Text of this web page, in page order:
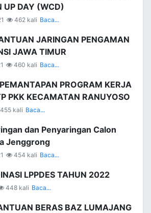
UP DAY (WCD)
462 kali Baca...
JARINGAN PENGAMAN
JAWA TIMUR
460 kali Baca...
PROGRAM KERJA
PKK KECAMATAN RANUYOSO
455 kali Baca...
dan Penyaringan Calon
Jenggrong
454 kali Baca...
LPPDES TAHUN 2022
448 kali Baca...
BERAS BAZ LUMAJANG